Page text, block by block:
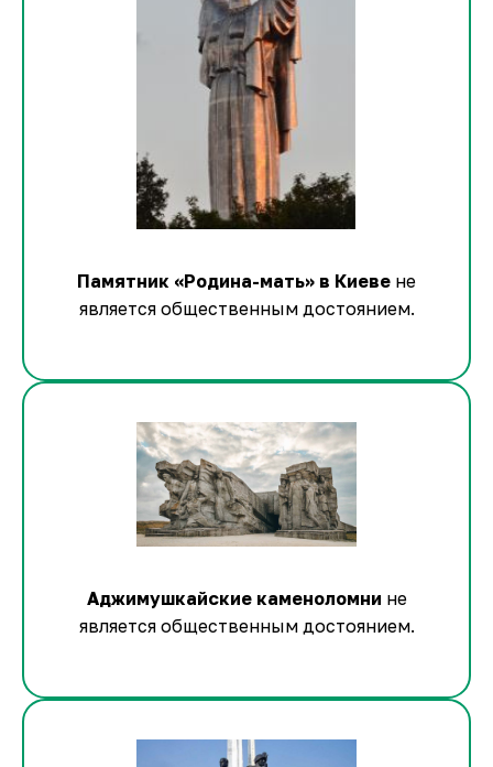
Памятник «Родина-мать» в Киеве не
является общественным достоянием.
Аджимушкайские каменоломни не
является общественным достоянием.